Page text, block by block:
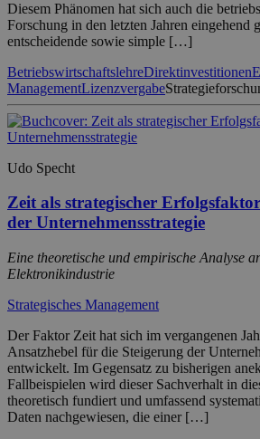
Diesem Phänomen hat sich auch die
Forschung in den letzten Jahren eingehend
entscheidende sowie simple […]
BetriebswirtschaftslehreDirektinvestitionen
ManagementLizenzvergabe
Udo Specht
Zeit als strategischer
der Unternehmensstrategie
Eine theoretische und empirische Analyse
Elektronikindustrie
Strategisches Management
Der Faktor Zeit hat sich im vergangenen
Ansatzhebel für die Steigerung der
entwickelt. Im Gegensatz zu bisherigen
Fallbeispielen wird dieser Sachverhalt in
theoretisch fundiert und umfassend
Daten nachgewiesen, die einer […]